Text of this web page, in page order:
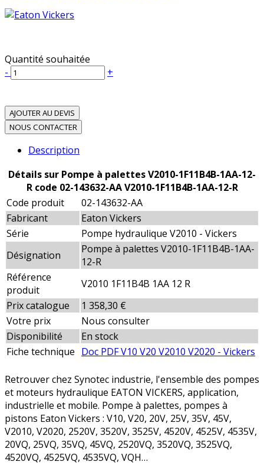
Quantité souhaitée
-
+
AJOUTER AU DEVIS
NOUS CONTACTER
Description
Détails sur Pompe à palettes V2010-1F11B4B-1AA-12-
R code 02-143632-AA V2010-1F11B4B-1AA-12-R
Code produit
02-143632-AA
Fabricant
Eaton Vickers
Série
Pompe hydraulique V2010 - Vickers
Désignation
Pompe à palettes V2010-1F11B4B-1AA-
12-R
Référence
produit
V2010 1F11B4B 1AA 12 R
Prix catalogue
1 358,30 €
Votre prix
Nous consulter
Disponibilité
En stock
Fiche technique Doc PDF V10 V20 V2010 V2020 - Vickers
Retrouver chez Synotec industrie, l'ensemble des pompes
et moteurs hydraulique EATON VICKERS, application,
industrielle et mobile. Pompe à palettes, pompes à
pistons Eaton Vickers : V10, V20, 20V, 25V, 35V, 45V,
V2010, V2020, 2520V, 3520V, 3525V, 4520V, 4525V, 4535V,
20VQ, 25VQ, 35VQ, 45VQ, 2520VQ, 3520VQ, 3525VQ,
4520VQ, 4525VQ, 4535VQ, VQH…